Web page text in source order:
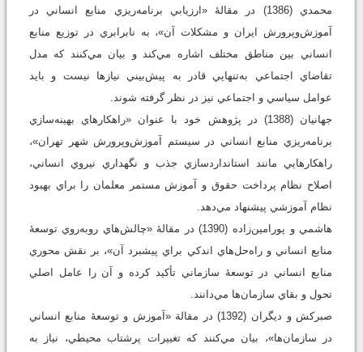
محمدي (1386) در مقالۀ «ارزيابي برنامه‌ريزي منابع انساني در
آموزش‌وپرورش ايران و مشکلات آن»، به نابرابري در توزيع منابع
انساني بين مناطق مختلف اشاره مي‌کند و بيان مي‌کنند که مدل
تقاضاي اجتماعي به‌‌تنهايي قادر به پيش‌بيني نيازها نيست و بايد
عوامل سياسي و اجتماعي نيز در نظر گرفته شوند.
جهانيان (1388) در پژوهش خود با عنوان «راهکارهاي بهينه‌سازي
برنامه‌ريزي منابع انساني در سيستم آموزش‌وپرورش شهر تهران»،
راهکارهايي مانند استانداردسازي جذب و نگهداري نيروي انساني،
اصلاح نظام پرداخت حقوق و آموزش مستمر معلمان را براي بهبود
نظام آموزشي پيشنهاد مي‌دهد.
هاشمي و پورامين‌زاده (1390) در مقالۀ «چالش‌هاي روبه‌روي توسعۀ
منابع انساني و راه‌حل‌هاي اندکي براي پيشبرد آن»، بر نقش محوري
منابع انساني در توسعۀ سازماني تأکيد کرده و آن را عامل اصلي
تحول و بقاي سازمان‌ها مي‌دانند.
صبرکش و ديگران (1392) در مقالة «آموزش و توسعۀ منابع انساني
در سازمان‌ها»، بيان مي‌کنند که تغييرات پرشتاب محيطي، نياز به